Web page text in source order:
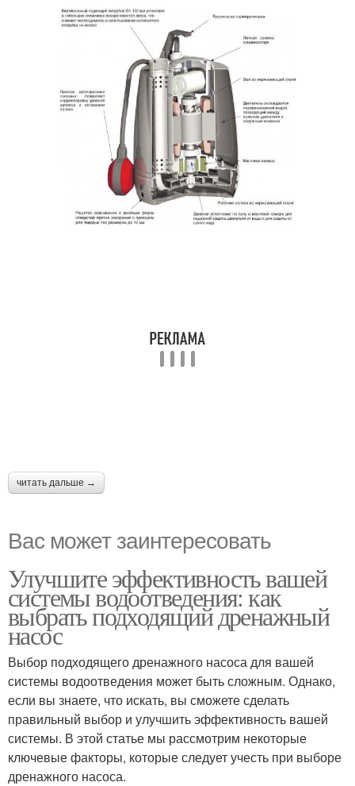
читать дальше →
Вас может заинтересовать
Улучшите эффективность вашей
системы водоотведения: как
выбрать подходящий дренажный
насос
Выбор подходящего дренажного насоса для вашей
системы водоотведения может быть сложным. Однако,
если вы знаете, что искать, вы сможете сделать
правильный выбор и улучшить эффективность вашей
системы. В этой статье мы рассмотрим некоторые
ключевые факторы, которые следует учесть при выборе
дренажного насоса.